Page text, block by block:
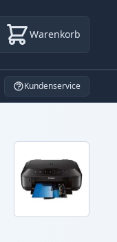
Warenkorb
Kundenservice